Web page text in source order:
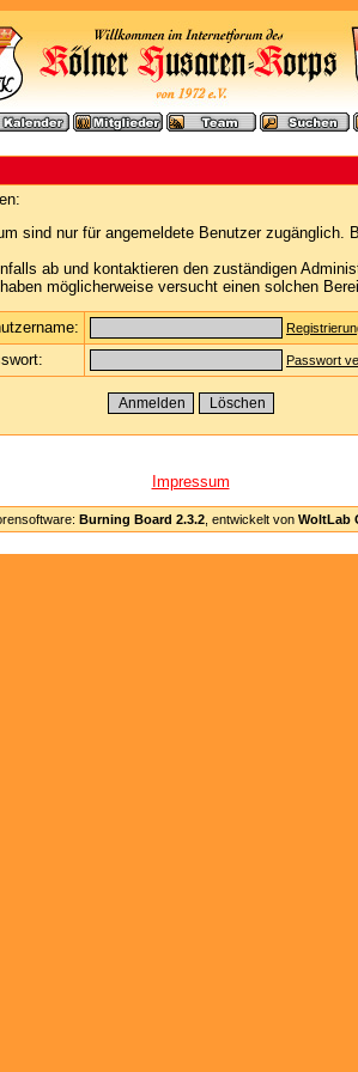
sind nur für angemeldete Benutzer
ab und kontaktieren den zuständigen
möglicherweise versucht einen solchen
Passwort
Impressum
Burning Board 2.3.2, entwickelt von WoltLab